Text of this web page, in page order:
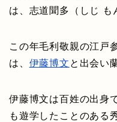
は、志道聞多（しじ も
この年毛利敬親の江戸
は、 伊藤博文 と出会い
伊藤博文は百姓の出身
も遊学したことのある